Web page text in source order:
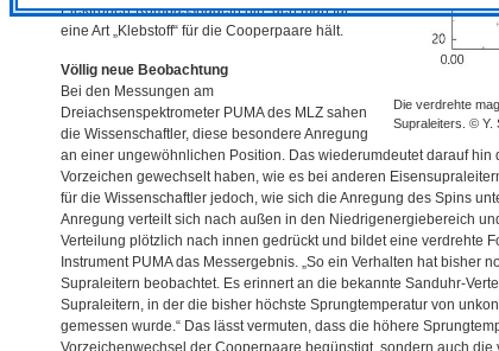
Die verdrehte
Supraleiters. © Y.
Elektronen-Kompassnadeln hin, den man für
eine Art „Klebstoff“ für die Cooperpaare hält.
Völlig neue Beobachtung
Bei den Messungen am
Dreiachsenspektrometer PUMAdes MLZ sahen
die Wissenschaftler, diese besondere Anregung
an einer ungewöhnlichen Position. Das wiederumdeutet darauf hin
Vorzeichen gewechselt haben, wie es bei anderen
für die Wissenschaftler jedoch, wie sich die Anregung des Spins
Anregung verteilt sich nach außen in den Niedrigenergiebereich
Verteilung plötzlich nach innen gedrückt und bildet eine verdrehte
Instrument PUMAdas Messergebnis. „So ein Verhalten hat bisher
Supraleitern beobachtet. Es erinnert an die bekannte Sanduhr-
Supraleitern, in der die bisher höchste Sprungtemperatur von
gemessen wurde.“ Das lässt vermuten, dass die höhere
Vorzeichenwechsel der Cooperpaare begünstigt, sondern auch die